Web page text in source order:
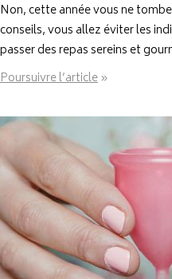
Non, cette année vous ne
conseils, vous allez éviter les
passer des repas sereins et
Poursuivre l’article»